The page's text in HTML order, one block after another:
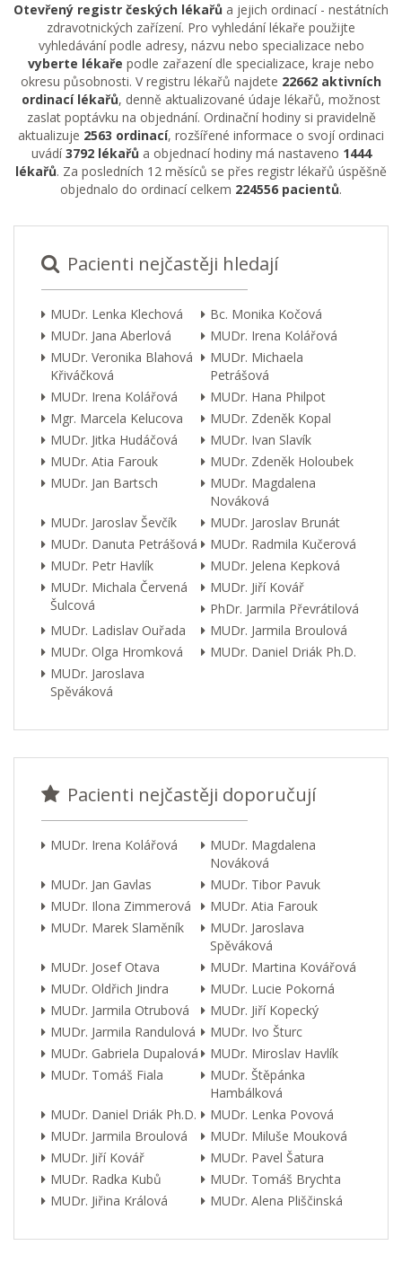
Otevřený registr českých lékařů a jejich ordinací - nestátních
zdravotnických zařízení. Pro vyhledání lékaře použijte
vyhledávání podle adresy, názvu nebo specializace nebo
vyberte lékaře podle zařazení dle specializace, kraje nebo
okresu působnosti. V registru lékařů najdete 22662 aktivních
ordinací lékařů, denně aktualizované údaje lékařů, možnost
zaslat poptávku na objednání. Ordinační hodiny si pravidelně
aktualizuje 2563 ordinací, rozšířené informace o svojí ordinaci
uvádí3792 lékařů a objednací hodiny má nastaveno 1444
lékařů. Za posledních 12 měsíců se přes registr lékařů úspěšně
objednalo do ordinací celkem 224556 pacientů.
Pacienti nejčastěji hledají
MUDr. Lenka Klechová
Bc. Monika Kočová
MUDr. Jana Aberlová
MUDr. Irena Kolářová
MUDr. Veronika Blahová
Křiváčková
MUDr. Michaela
Petrášová
MUDr. Irena Kolářová
MUDr. Hana Philpot
Mgr. Marcela Kelucova
MUDr. Zdeněk Kopal
MUDr. Jitka Hudáčová
MUDr. Ivan Slavík
MUDr. Atia Farouk
MUDr. Zdeněk Holoubek
MUDr. Jan Bartsch
MUDr. Magdalena
Nováková
MUDr. Jaroslav Ševčík
MUDr. Jaroslav Brunát
MUDr. Danuta Petrášová
MUDr. Radmila Kučerová
MUDr. Petr Havlík
MUDr. Jelena Kepková
MUDr. Michala Červená
Šulcová
MUDr. Jiří Kovář
PhDr. Jarmila Převrátilová
MUDr. Ladislav Ouřada
MUDr. Jarmila Broulová
MUDr. Olga Hromková
MUDr. Daniel Driák Ph.D.
MUDr. Jaroslava
Spěváková
Pacienti nejčastěji doporučují
MUDr. Irena Kolářová
MUDr. Magdalena
Nováková
MUDr. Jan Gavlas
MUDr. Tibor Pavuk
MUDr. Ilona Zimmerová
MUDr. Atia Farouk
MUDr. Marek Slaměník
MUDr. Jaroslava
Spěváková
MUDr. Josef Otava
MUDr. Martina Kovářová
MUDr. Oldřich Jindra
MUDr. Lucie Pokorná
MUDr. Jarmila Otrubová
MUDr. Jiří Kopecký
MUDr. Jarmila Randulová
MUDr. Ivo Šturc
MUDr. Gabriela Dupalová
MUDr. Miroslav Havlík
MUDr. Tomáš Fiala
MUDr. Štěpánka
Hambálková
MUDr. Daniel Driák Ph.D.
MUDr. Lenka Povová
MUDr. Jarmila Broulová
MUDr. Miluše Mouková
MUDr. Jiří Kovář
MUDr. Pavel Šatura
MUDr. Radka Kubů
MUDr. Tomáš Brychta
MUDr. Jiřina Králová
MUDr. Alena Pliščinská